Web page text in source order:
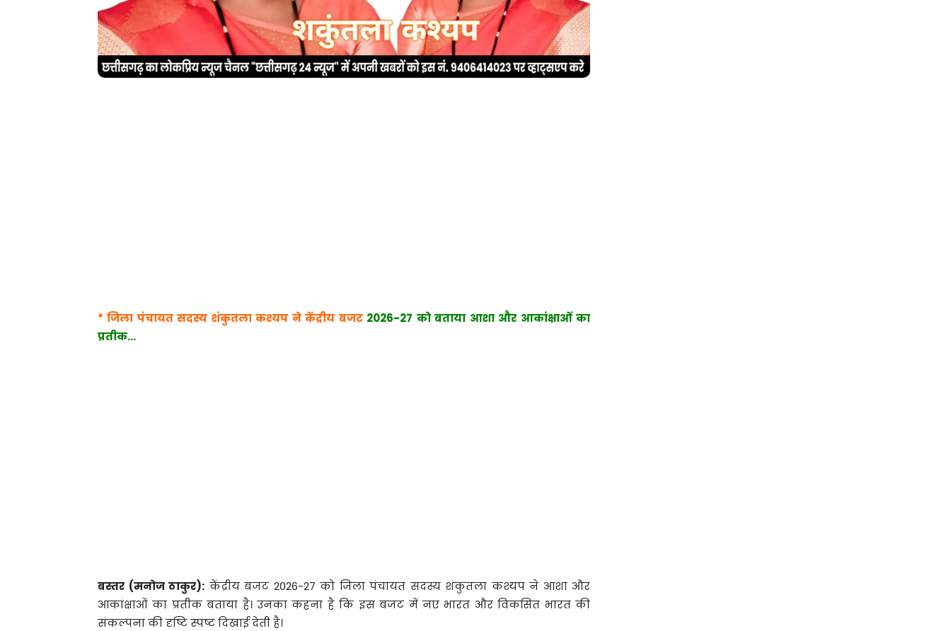
* जिला पंचायत सदस्य शंकुतला कश्यप ने केंद्रीय बजट 2026-27 को बताया आशा और आकांक्षाओं का
प्रतीक…
बस्तर (मनोज ठाकुर): केंद्रीय बजट 2026-27 को जिला पंचायत सदस्य शंकुतला कश्यप ने आशा और
आकांक्षाओं का प्रतीक बताया है। उनका कहना है कि इस बजट में नए भारत और विकसित भारत की
संकल्पना की दृष्टि स्पष्ट दिखाई देती है।